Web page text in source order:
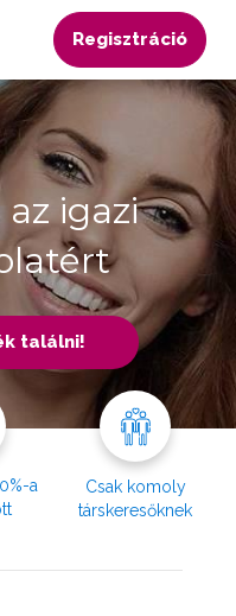
Regisztráció
az igazi
találni!
a
Csak komoly
társkeresőknek